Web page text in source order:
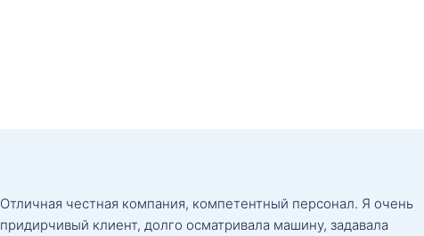
Отличная честная компания, компетентный персонал. Я очень
придирчивый клиент, долго осматривала машину, задавала